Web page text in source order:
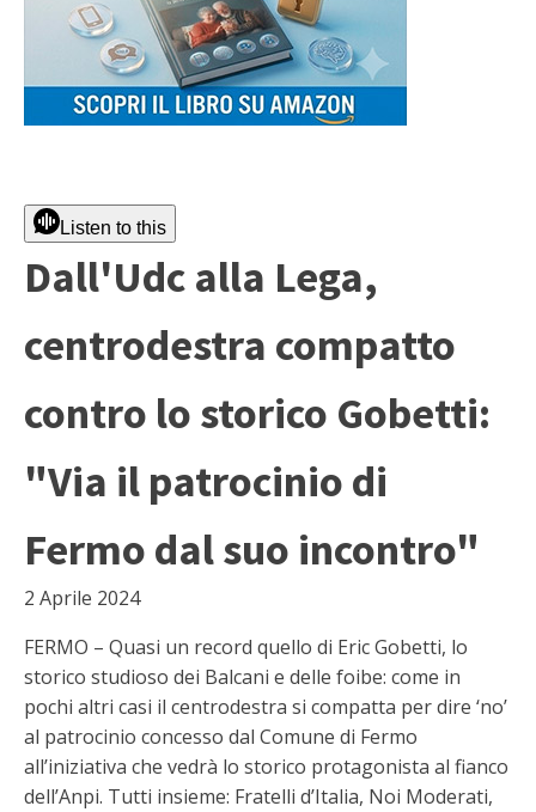
Listen to this
Dall'Udc alla Lega,
centrodestra compatto
contro lo storico Gobetti:
"Via il patrocinio di
Fermo dal suo incontro"
2 Aprile 2024
FERMO – Quasi un record quello di Eric Gobetti, lo
storico studioso dei Balcani e delle foibe: come in
pochi altri casi il centrodestra si compatta per dire ‘no’
al patrocinio concesso dal Comune di Fermo
all’iniziativa che vedrà lo storico protagonista al fianco
dell’Anpi. Tutti insieme: Fratelli d’Italia, Noi Moderati,